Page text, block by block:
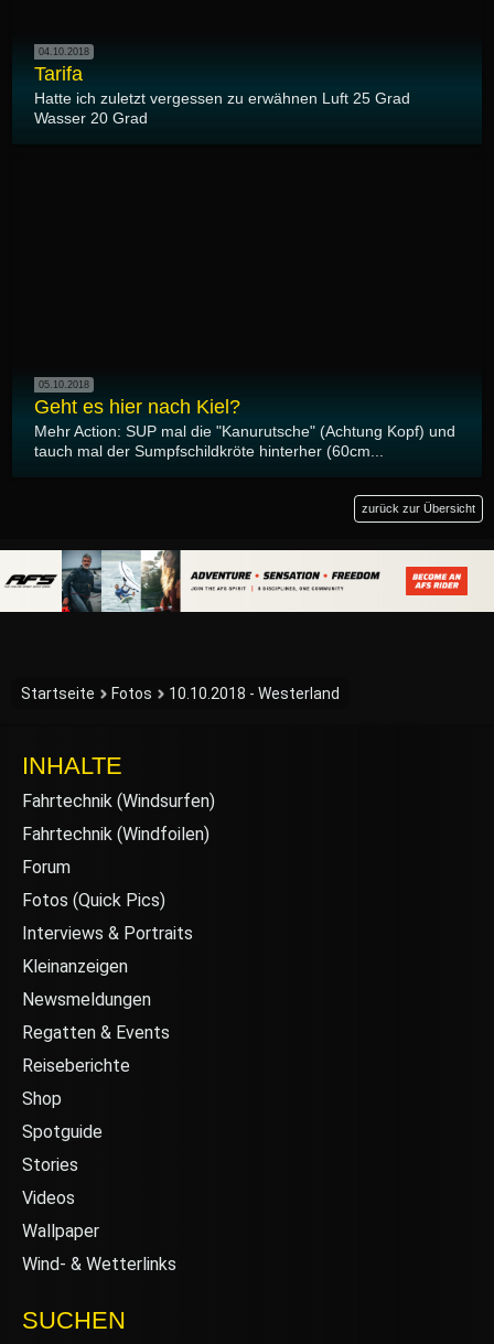
04.10.2018
Tarifa
Hatte ich zuletzt vergessen zu erwähnen Luft 25 Grad
Wasser 20 Grad
05.10.2018
Geht es hier nach Kiel?
Mehr Action: SUP mal die "Kanurutsche" (Achtung Kopf) und
tauch mal der Sumpfschildkröte hinterher (60cm...
zurück zur Übersicht
Startseite Fotos 10.10.2018 - Westerland
INHALTE
Fahrtechnik (Windsurfen)
Fahrtechnik (Windfoilen)
Forum
Fotos (Quick Pics)
Interviews & Portraits
Kleinanzeigen
Newsmeldungen
Regatten & Events
Reiseberichte
Shop
Spotguide
Stories
Videos
Wallpaper
Wind- & Wetterlinks
SUCHEN